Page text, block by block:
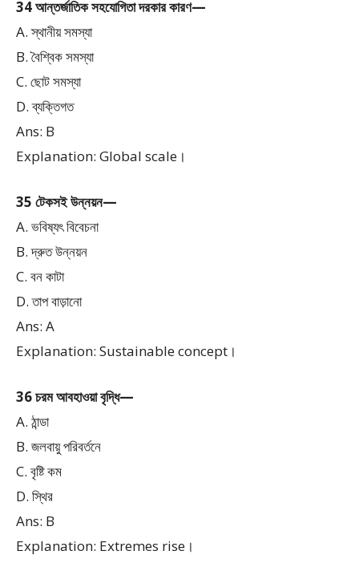
34 আন্তর্জাতিক সহযোগিতা দরকার কারণ—
A. স্থানীয় সমস্যা
B. বৈশ্বিক সমস্যা
C. ছোট সমস্যা
D. ব্যক্তিগত
Ans: B
Explanation: Global scale।
35 টেকসই উন্নয়ন—
A. ভবিষ্যৎ বিবেচনা
B. দ্রুত উন্নয়ন
C. বন কাটা
D. তাপ বাড়ানো
Ans: A
Explanation: Sustainable concept।
36 চরম আবহাওয়া বৃদ্ধি—
A. ঠান্ডা
B. জলবায়ু পরিবর্তনে
C. বৃষ্টি কম
D. স্থির
Ans: B
Explanation: Extremes rise।